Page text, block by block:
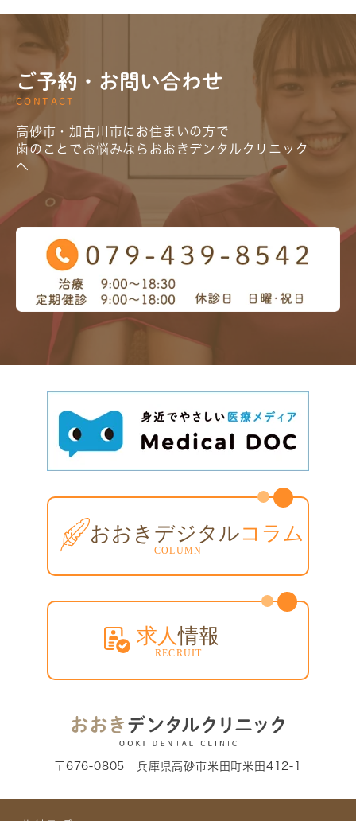
ご予約・お問い合わせ
CONTACT
高砂市・加古川市にお住まいの方で
歯のことでお悩みならおおきデンタルクリニック
へ
〒676-0805 兵庫県高砂市米田町米田412-1